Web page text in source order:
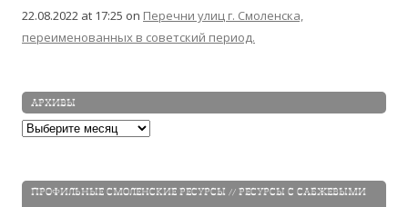
22.08.2022 at 17:25 on Перечни улиц г. Смоленска,
переименованных в советский период.
АРХИВЫ
Архивы
ПРОФИЛЬНЫЕ СМОЛЕНСКИЕ РЕСУРСЫ // РЕСУРСЫ С САБЖЕВЫМИ